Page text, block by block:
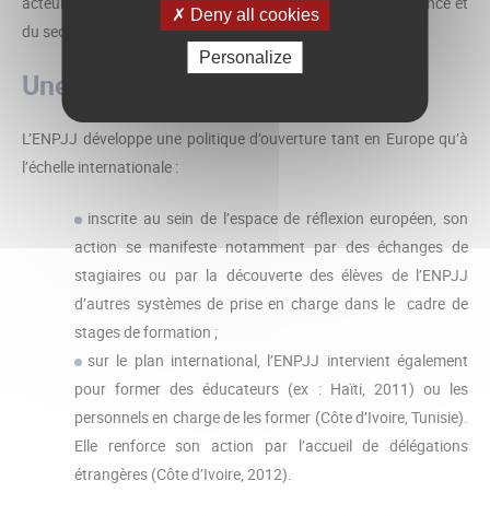
du secteur associatif habilité (SAH).
Une école ouverte sur le monde
L’ENPJJ développe une politique d’ouverture tant en Europe qu’à
l’échelle internationale :
inscrite au sein de l’espace de réflexion européen, son
action se manifeste notamment par des échanges de
stagiaires ou par la découverte des élèves de l’ENPJJ
d’autres systèmes de prise en charge dans le cadre de
stages de formation ;
sur le plan international, l’ENPJJ intervient également
pour former des éducateurs (ex : Haïti, 2011) ou les
personnels en charge de les former (Côte d’Ivoire, Tunisie).
Elle renforce son action par l’accueil de délégations
étrangères (Côte d’Ivoire, 2012).
Deny all cookies
Personalize